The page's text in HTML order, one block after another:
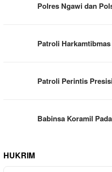
Polres Ngawi dan
Patroli
Patroli Perintis
Babinsa Koramil
HUKRIM